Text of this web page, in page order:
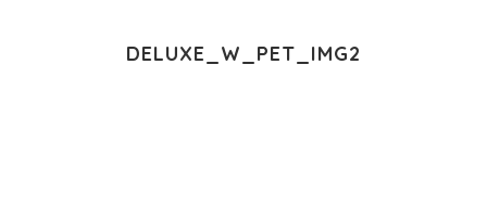
DELUXE_W_PET_IMG2